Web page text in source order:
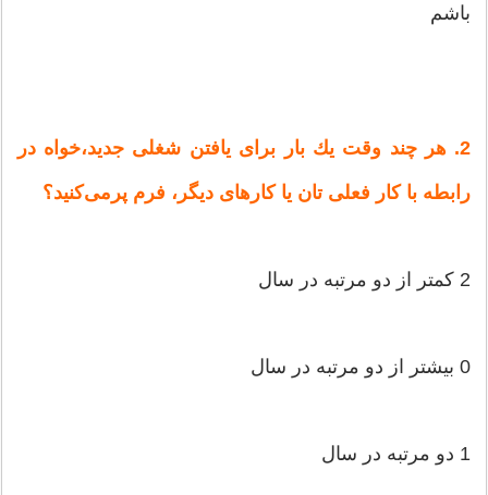
باشم‌
2. هر چند وقت‌ یك‌ بار برای‌ یافتن‌ شغلی‌ جدید،خواه‌ در
رابطه‌ با كار فعلی‌ تان‌ یا كارهای‌ دیگر، فرم‌ پرمی‌كنید؟
2 كمتر از دو مرتبه‌ در سال‌
0 بیشتر از دو مرتبه‌ در سال‌
1 دو مرتبه‌ در سال‌